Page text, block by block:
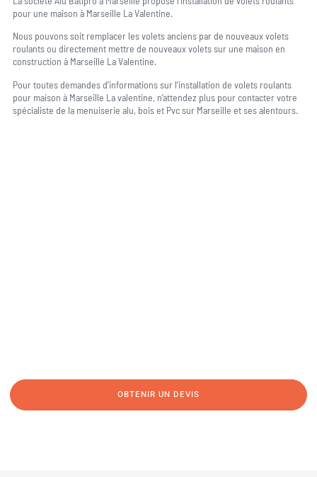
pour une maison à Marseille La Valentine.
Nous pouvons soit remplacer les volets anciens par de nouveaux volets
roulants ou directement mettre de nouveaux volets sur une maison en
construction à Marseille La Valentine.
Pour toutes demandes d’informations sur l’installation de volets roulants
pour maison à Marseille La valentine, n’attendez plus pour contacter votre
spécialiste de la menuiserie alu, bois et Pvc sur Marseille et ses alentours.
OBTENIR UN DEVIS